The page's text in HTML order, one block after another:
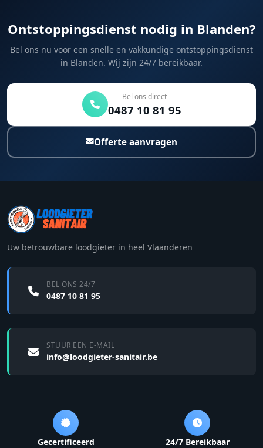
Ontstoppingsdienst nodig in Blanden?
Bel ons nu voor een snelle en vakkundige ontstoppingsdienst
in Blanden. Wij zijn 24/7 bereikbaar.
Bel ons direct
0487 10 81 95
Offerte aanvragen
Uw betrouwbare loodgieter in heel Vlaanderen
BEL ONS 24/7
0487 10 81 95
STUUR EEN E-MAIL
info@loodgieter-sanitair.be
Gecertificeerd 24/7 Bereikbaar